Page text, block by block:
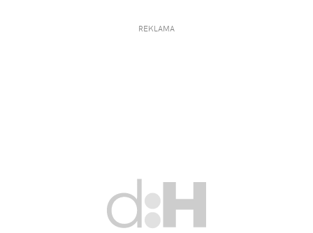
REKLAMA